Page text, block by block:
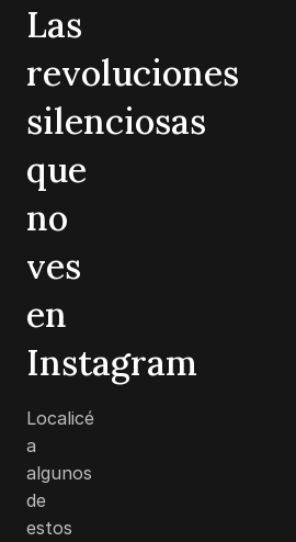
Las
revoluciones
silenciosas
que
no
ves
en
Instagram
Localicé
a
algunos
de
estos